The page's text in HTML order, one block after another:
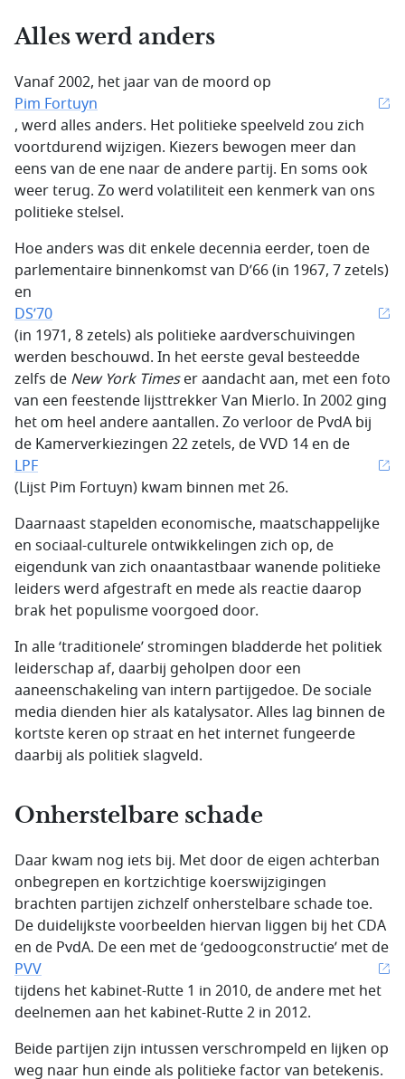
Alles werd anders
Vanaf 2002, het jaar van de moord op
Pim Fortuyn
, werd alles anders. Het politieke speelveld zou zich
voortdurend wijzigen. Kiezers bewogen meer dan
eens van de ene naar de andere partij. En soms ook
weer terug. Zo werd volatiliteit een kenmerk van ons
politieke stelsel.
Hoe anders was dit enkele decennia eerder, toen de
parlementaire binnenkomst van D’66 (in 1967, 7 zetels)
en
DS’70
(in 1971, 8 zetels) als politieke aardverschuivingen
werden beschouwd. In het eerste geval besteedde
zelfs de New York Timeser aandacht aan, met een foto
van een feestende lijsttrekker Van Mierlo. In 2002 ging
het om heel andere aantallen. Zo verloor de PvdA bij
de Kamerverkiezingen 22 zetels, de VVD 14 en de
LPF
(Lijst Pim Fortuyn) kwam binnen met 26.
Daarnaast stapelden economische, maatschappelijke
en sociaal-culturele ontwikkelingen zich op, de
eigendunk van zich onaantastbaar wanende politieke
leiders werd afgestraft en mede als reactie daarop
brak het populisme voorgoed door.
In alle ‘traditionele’ stromingen bladderde het politiek
leiderschap af, daarbij geholpen door een
aaneenschakeling van intern partijgedoe. De sociale
media dienden hier als katalysator. Alles lag binnen de
kortste keren op straat en het internet fungeerde
daarbij als politiek slagveld.
Onherstelbare schade
Daar kwam nog iets bij. Met door de eigen achterban
onbegrepen en kortzichtige koerswijzigingen
brachten partijen zichzelf onherstelbare schade toe.
De duidelijkste voorbeelden hiervan liggen bij het CDA
en de PvdA. De een met de ‘gedoogconstructie’ met de
PVV
tijdens het kabinet-Rutte 1 in 2010, de andere met het
deelnemen aan het kabinet-Rutte 2 in 2012.
Beide partijen zijn intussen verschrompeld en lijken op
weg naar hun einde als politieke factor van betekenis.